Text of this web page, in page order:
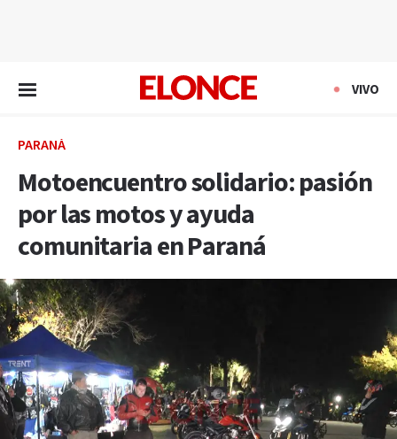
VIVO
PARANÁ
Motoencuentro solidario: pasión
por las motos y ayuda
comunitaria en Paraná